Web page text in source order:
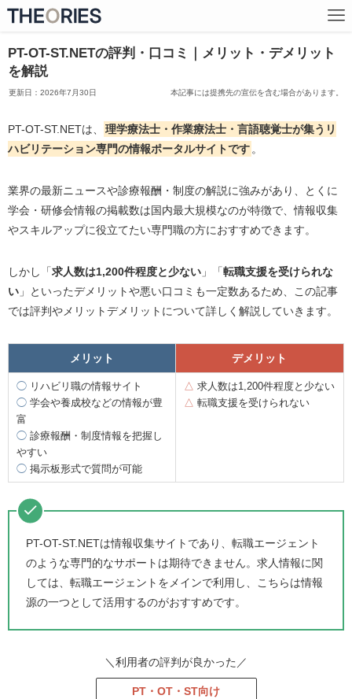
PT-OT-ST.NETの評判・口コミ｜メリット・デメリット
を解説
本記事には提携先の宣伝を含む場合があります。
2026年7月30日
PT-OT-ST.NETは、
理学療法士・作業療法士・言語聴覚士が集うリ
ハビリテーション専門の情報ポータルサイトです 。
業界の最新ニュースや診療報酬・制度の解説に強みがあり、とくに
学会・研修会情報の掲載数は国内最大規模なのが特徴で、情報収集
やスキルアップに役立てたい専門職の方におすすめできます。
しかし「求人数は1,200件程度と少ない」「転職支援を受けられな
い」といったデメリットや悪い口コミも一定数あるため、この記事
では評判やメリットデメリットについて詳しく解説していきます。
メリット デメリット
◯リハビリ職の情報サイト
◯学会や養成校などの情報が豊
富
◯診療報酬・制度情報を把握し
やすい
◯掲示板形式で質問が可能
△ 求人数は1,200件程度と少ない
△ 転職支援を受けられない
PT-OT-ST.NETは情報収集サイトであり、転職エージェント
のような専門的なサポートは期待できません。求人情報に関
しては、転職エージェントをメインで利用し、こちらは情報
源の一つとして活用するのがおすすめです。
＼利用者の評判が良かった／
PT・OT・ST向け